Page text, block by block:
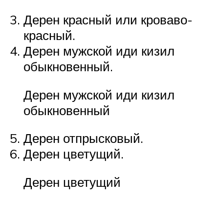
Дерен красный или кроваво-
красный.
Дерен мужской иди кизил
обыкновенный.
Дерен мужской иди кизил
обыкновенный
Дерен отпрысковый.
Дерен цветущий.
Дерен цветущий